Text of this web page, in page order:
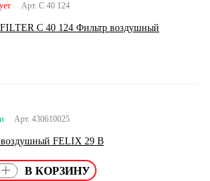
Арт. C 40 124
C 40 124 Фильтр воздушный
Арт. 430610025
воздушный FELIX 29 В
+